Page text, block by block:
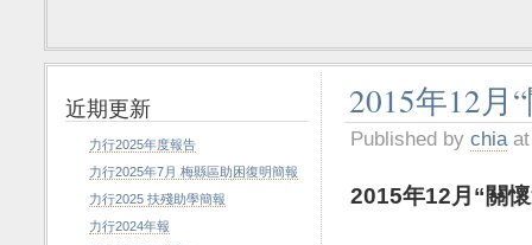
2015年12月
Published by chiaat
2015年12月 “關
近期更新
力行2025年度報告
力行2025年7月 梅縣區助困復明簡報
力行2025 扶殘助學簡報
力行2024年報